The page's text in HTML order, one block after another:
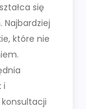
się
które nie
i